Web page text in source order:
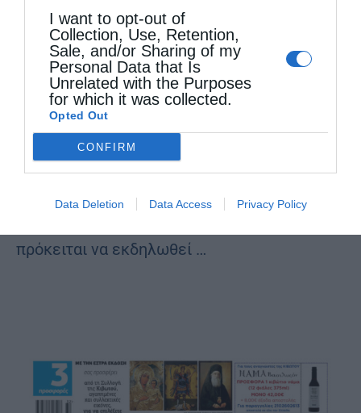
I want to opt-out of
Collection, Use, Retention,
Sale, and/or Sharing of my
Personal Data that Is
Unrelated with the Purposes
for which it was collected.
Opted Out
CONFIRM
Data Deletion Data Access Privacy Policy
Εκκλησιαστική Ιστορία
Σήμερα των Αρχαγγέλων Μιχαήλ και Γαβριήλ
kivotos 8 Νοεμβρίου 2016
Κατά την Άγια Γραφή οι άγγελοι στέλνονται
από το Θεό με μορφή ορατή (οι άγγελοι είναι
πρόκειται να εκδηλωθεί …